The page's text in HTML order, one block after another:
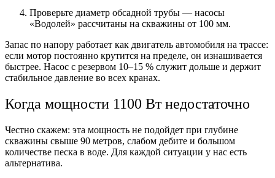
Проверьте диаметр обсадной трубы — насосы
«Водолей» рассчитаны на скважины от 100 мм.
Запас по напору работает как двигатель автомобиля на трассе:
если мотор постоянно крутится на пределе, он изнашивается
быстрее. Насос с резервом 10–15 % служит дольше и держит
стабильное давление во всех кранах.
Когда мощности 1100 Вт недостаточно
Честно скажем: эта мощность не подойдет при глубине
скважины свыше 90 метров, слабом дебите и большом
количестве песка в воде. Для каждой ситуации у нас есть
альтернатива.